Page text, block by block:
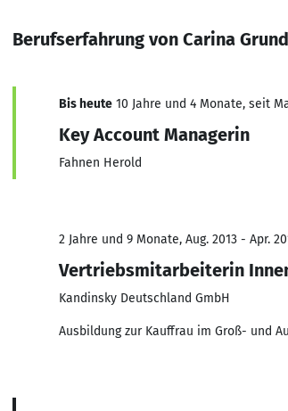
Berufserfahrung von Carina Grund
Bis heute 10 Jahre und 4 Monate, seit
Key Account Managerin
Fahnen Herold
2 Jahre und 9 Monate, Aug. 2013 - Apr.
Vertriebsmitarbeiterin
Kandinsky Deutschland GmbH
Ausbildung zur Kauffrau im Groß- und